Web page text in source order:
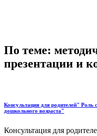
По теме:
презентации и
Консультация для родителей" Роль
дошкольного возраста"
Консультация для